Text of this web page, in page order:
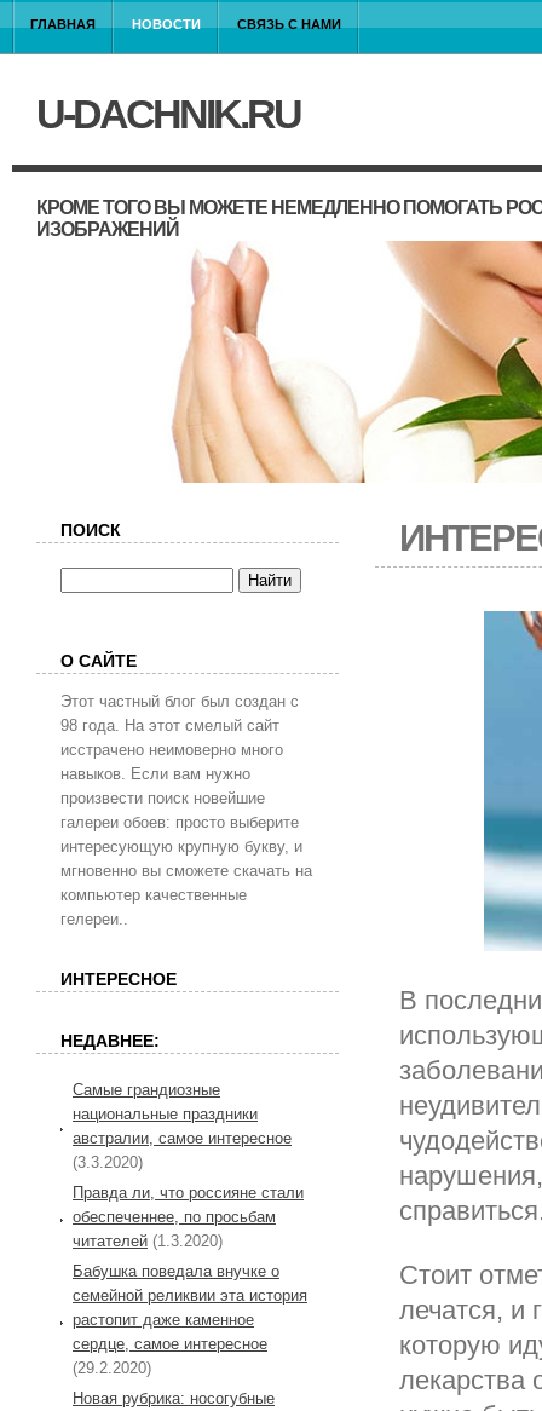
ГЛАВНАЯ НОВОСТИ СВЯЗЬ С НАМИ
U-DACHNIK.RU
КРОМЕ ТОГО ВЫ МОЖЕТЕ НЕМЕДЛЕННО ПОМОГАТЬ
ИЗОБРАЖЕНИЙ
В
Стоит
лечатся, и
которую
лекарства
ПОИСК
О САЙТЕ
Этот частный блог был создан с
98 года. На этот смелый сайт
исстрачено неимоверно много
навыков. Если вам нужно
произвести поиск новейшие
галереи обоев: просто выберите
интересующую крупную букву, и
мгновенно вы сможете скачать на
компьютер качественные
гелереи..
ИНТЕРЕСНОЕ
НЕДАВНЕЕ:
Самые грандиозные
национальные праздники
австралии, самое интересное
(3.3.2020)
Правда ли, что россияне стали
обеспеченнее, по просьбам
читателей (1.3.2020)
Бабушка поведала внучке о
семейной реликвии эта история
растопит даже каменное
сердце, самое интересное
(29.2.2020)
Новая рубрика: носогубные